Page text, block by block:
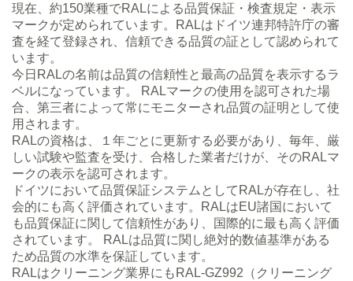
現在、約150業種でRALによる品質保証・検査規定・表示
マークが定められています。RALはドイツ連邦特許庁の審
査を経て登録され、信頼できる品質の証として認められて
います。
今日RALの名前は品質の信頼性と最高の品質を表示するラ
ベルになっています。 RALマークの使用を認可された場
合、第三者によって常にモニターされ品質の証明として使
用されます。
RALの資格は、１年ごとに更新する必要があり、毎年、厳
しい試験や監査を受け、合格した業者だけが、そのRALマ
ークの表示を認可されます。
ドイツにおいて品質保証システムとしてRALが存在し、社
会的にも高く評価されています。RALはEU諸国において
も品質保証に関して信頼性があり、国際的に最も高く評価
されています。 RALは品質に関し絶対的数値基準がある
ため品質の水準を保証しています。
RALはクリーニング業界にもRAL-GZ992（クリーニング